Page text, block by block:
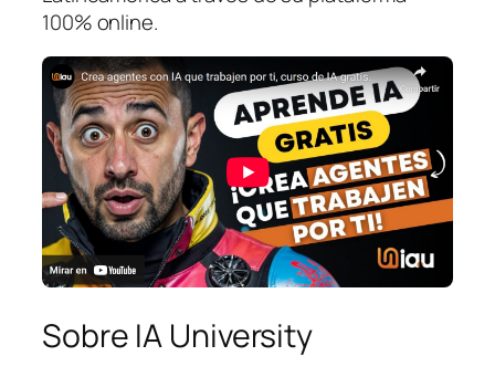
100% online.
Sobre IA University